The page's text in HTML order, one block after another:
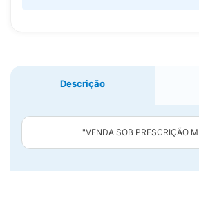
Descrição
"VENDA SOB PRESCRIÇÃO